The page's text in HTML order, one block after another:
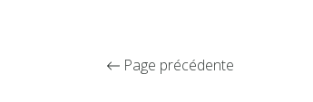
Page précédente